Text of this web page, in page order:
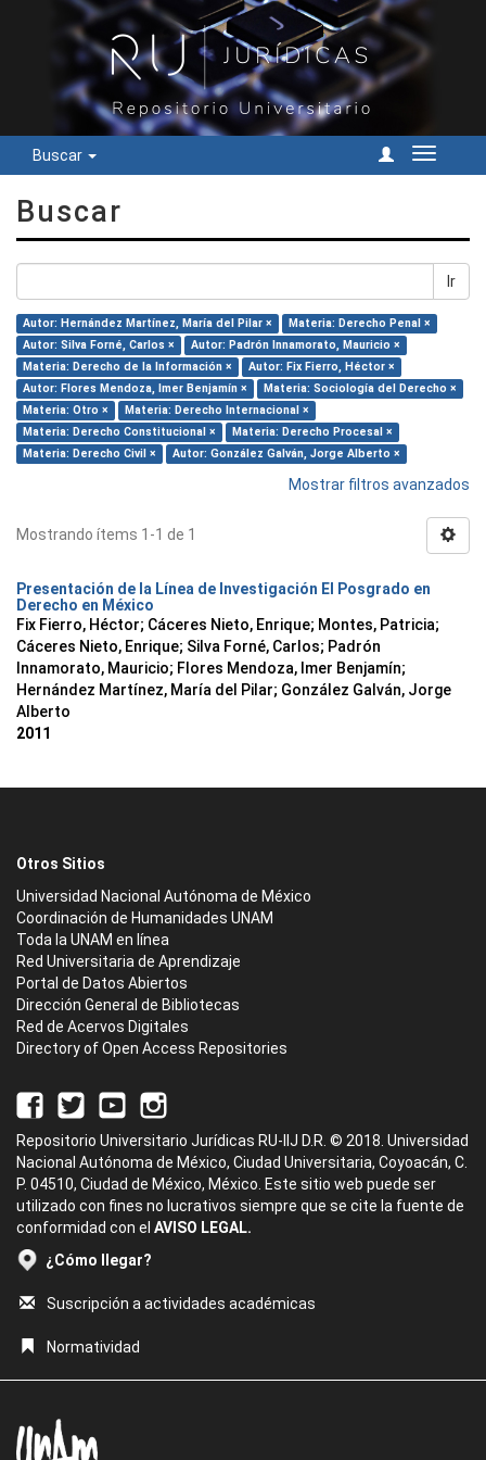
Buscar
Cambiar
Buscar
Ir
Autor: Hernández Martínez, María del Pilar ×
Materia: Derecho Penal ×
Autor: Silva Forné, Carlos ×
Autor: Padrón Innamorato, Mauricio ×
Materia: Derecho de la Información ×
Autor: Fix Fierro, Héctor ×
Autor: Flores Mendoza, Imer Benjamín ×
Materia: Sociología del Derecho ×
Materia: Otro ×
Materia: Derecho Internacional ×
Materia: Derecho Constitucional ×
Materia: Derecho Procesal ×
Materia: Derecho Civil ×
Autor: González Galván, Jorge Alberto ×
Mostrar filtros avanzados
Mostrando ítems 1-1 de 1
Presentación de la Línea de Investigación El Posgrado en
Derecho en México
Fix Fierro, Héctor; Cáceres Nieto, Enrique; Montes, Patricia;
Cáceres Nieto, Enrique; Silva Forné, Carlos; Padrón
Innamorato, Mauricio; Flores Mendoza, Imer Benjamín;
Hernández Martínez, María del Pilar; González Galván, Jorge
Alberto
2011
Otros Sitios
Universidad Nacional Autónoma de México
Coordinación de Humanidades UNAM
Toda la UNAM en línea
Red Universitaria de Aprendizaje
Portal de Datos Abiertos
Dirección General de Bibliotecas
Red de Acervos Digitales
Directory of Open Access Repositories
Repositorio Universitario Jurídicas RU-IIJ D.R. © 2018. Universidad
Nacional Autónoma de México, Ciudad Universitaria, Coyoacán, C.
P. 04510, Ciudad de México, México. Este sitio web puede ser
utilizado con fines no lucrativos siempre que se cite la fuente de
conformidad con el AVISO LEGAL.
¿Cómo llegar?
Suscripción a actividades académicas
Normatividad